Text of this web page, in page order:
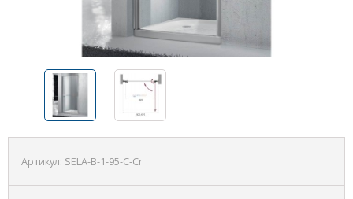
Артикул: SELA-B-1-95-C-Cr